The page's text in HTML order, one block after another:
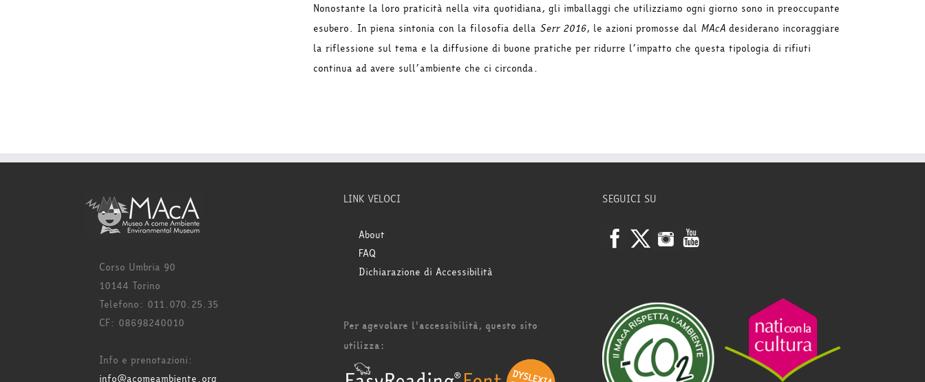
Nonostante la loro praticità nella vita quotidiana, gli imballaggi che utilizziamo ogni giorno sono in preoccupante
esubero. In piena sintonia con la filosofia della Serr 2016, le azioni promosse dal MAcA desiderano incoraggiare
la riflessione sul tema e la diffusione di buone pratiche per ridurre l’impatto che questa tipologia di rifiuti
continua ad avere sull’ambiente che ci circonda.
Corso Umbria 90
10144 Torino
Telefono: 011.070.25.35
CF: 08698240010
Info e prenotazioni:
LINK VELOCI
About
FAQ
Dichiarazione di Accessibilità
Per agevolare l'accessibilità, questo sito
utilizza:
SEGUICI SU